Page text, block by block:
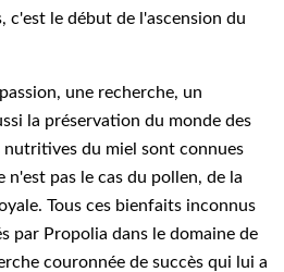
c'est le début de l'ascension du
une recherche, un
la préservation du monde des
nutritives du miel sont connues
n'est pas le cas du pollen, de la
Tous ces bienfaits inconnus
par Propolia dans le domaine de
couronnée de succès qui lui a